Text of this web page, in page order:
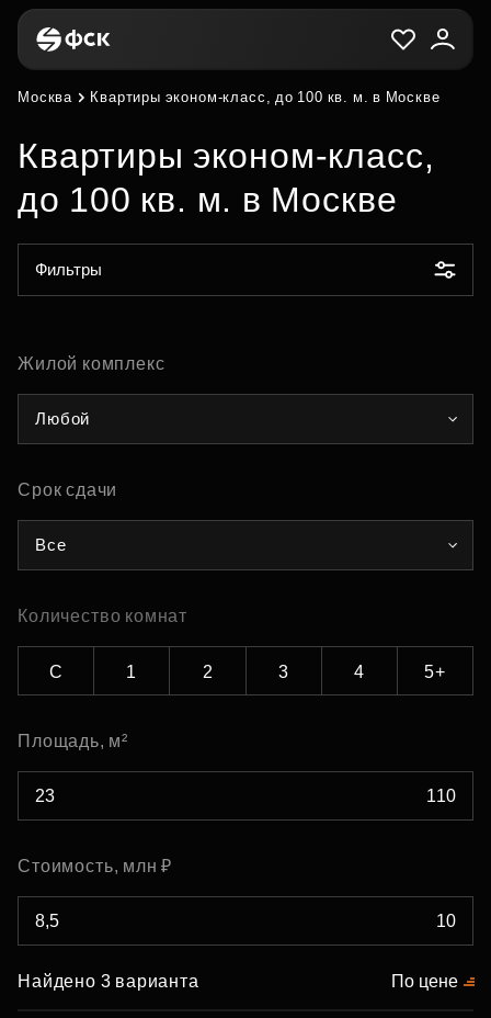
Москва Квартиры эконом-класс, до 100 кв. м. в Москве
Квартиры эконом-класс,
до 100 кв. м. в Москве
Фильтры
Жилой комплекс
Любой
Срок сдачи
Все
Количество комнат
С 1 2 3 4 5+
Площадь, м²
Стоимость, млн ₽
Найдено 3 варианта По цене